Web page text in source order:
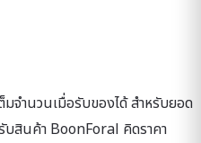
มจำนวนเมื่อรับของได้ สำหรับยอด
บสินค้า BoonForal คิดราคา